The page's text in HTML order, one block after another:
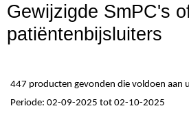
Gewijzigde SmPC's
patiëntenbijsluiters
447 producten gevonden die voldoen aan
Periode: 02-09-2025 tot 02-10-2025